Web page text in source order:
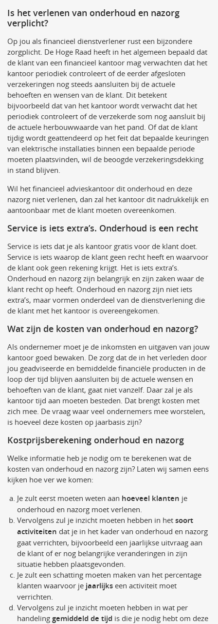
Is het verlenen van onderhoud en nazorg
verplicht?
Op jou als financieel dienstverlener rust een bijzondere
zorgplicht. De Hoge Raad heeft in het algemeen bepaald dat
de klant van een financieel kantoor mag verwachten dat het
kantoor periodiek controleert of de eerder afgesloten
verzekeringen nog steeds aansluiten bij de actuele
behoeften en wensen van de klant. Dit betekent
bijvoorbeeld dat van het kantoor wordt verwacht dat het
periodiek controleert of de verzekerde som nog aansluit bij
de actuele herbouwwaarde van het pand. Of dat de klant
tijdig wordt geattendeerd op het feit dat bepaalde keuringen
van elektrische installaties binnen een bepaalde periode
moeten plaatsvinden, wil de beoogde verzekeringsdekking
in stand blijven.
Wil het financieel advieskantoor dit onderhoud en deze
nazorg niet verlenen, dan zal het kantoor dit nadrukkelijk en
aantoonbaar met de klant moeten overeenkomen.
Service is iets extra’s. Onderhoud is een recht
Service is iets dat je als kantoor gratis voor de klant doet.
Service is iets waarop de klant geen recht heeft en waarvoor
de klant ook geen rekening krijgt. Het is iets extra’s.
Onderhoud en nazorg zijn belangrijk en zijn zaken waar de
klant recht op heeft. Onderhoud en nazorg zijn niet iets
extra’s, maar vormen onderdeel van de dienstverlening die
de klant met het kantoor is overeengekomen.
Wat zijn de kosten van onderhoud en nazorg?
Als ondernemer moet je de inkomsten en uitgaven van jouw
kantoor goed bewaken. De zorg dat de in het verleden door
jou geadviseerde en bemiddelde financiële producten in de
loop der tijd blijven aansluiten bij de actuele wensen en
behoeften van de klant, gaat niet vanzelf. Daar zal je als
kantoor tijd aan moeten besteden. Dat brengt kosten met
zich mee. De vraag waar veel ondernemers mee worstelen,
is hoeveel deze kosten op jaarbasis zijn?
Kostprijsberekening onderhoud en nazorg
Welke informatie heb je nodig om te berekenen wat de
kosten van onderhoud en nazorg zijn? Laten wij samen eens
kijken hoe ver we komen:
Je zult eerst moeten weten aan hoeveel klanten je
onderhoud en nazorg moet verlenen.
Vervolgens zul je inzicht moeten hebben in het soort
activiteiten dat je in het kader van onderhoud en nazorg
gaat verrichten, bijvoorbeeld een jaarlijkse uitvraag aan
de klant of er nog belangrijke veranderingen in zijn
situatie hebben plaatsgevonden.
Je zult een schatting moeten maken van het percentage
klanten waarvoor je jaarlijks een activiteit moet
verrichten.
Vervolgens zul je inzicht moeten hebben in wat per
handeling gemiddeld de tijd is die je nodig hebt om deze